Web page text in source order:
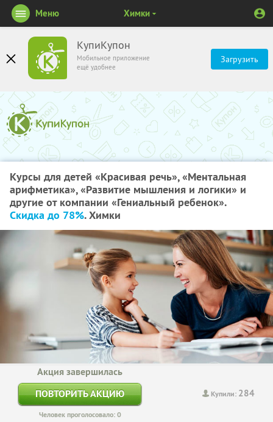
КупиКупон
Мобильное приложение
ещё удобнее
Загрузить
Меню Химки
Курсы для детей «Красивая речь», «Ментальная
арифметика», «Развитие мышления и логики» и
другие от компании «Гениальный ребенок».
Скидка до 78%. Химки
Купили: 284
Акция завершилась
ПОВТОРИТЬ АКЦИЮ
Человек проголосовало: 0